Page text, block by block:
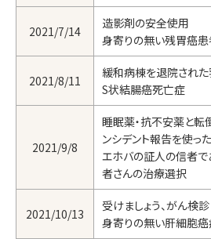
2021/7/14
造影剤の安全使用
身寄りの無い残胃癌患
2021/8/11
緩和病棟を退院され
S状結腸癌死亡症
2021/9/8
睡眠薬・抗不安薬と転
ンシデント報告を使っ
エホバの証人の信者
者さんの治療選択
2021/10/13
受けましょう、がん検診
身寄りの無い肝細胞